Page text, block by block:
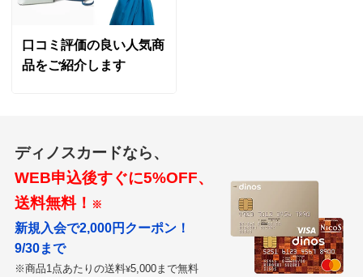
口コミ評価の良い人気商
品をご紹介します
ディノスカードなら、
WEB申込後すぐに5%OFF、
送料無料！ ※
新規入会で2,000円クーポン！
9/30まで
※商品1点あたりの送料¥5,000まで無料